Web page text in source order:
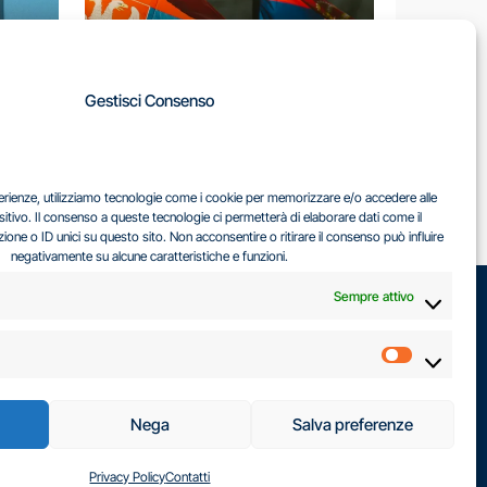
Gestisci Consenso
utilizziamo tecnologie come i cookie per memorizzare e/o accedere alle
Il consenso a queste tecnologie ci permetterà di elaborare dati come il
o ID unici su questo sito. Non acconsentire o ritirare il consenso può influire
negativamente su alcune caratteristiche e funzioni.
Sempre attivo
Nega Salva preferenze
Privacy PolicyContatti